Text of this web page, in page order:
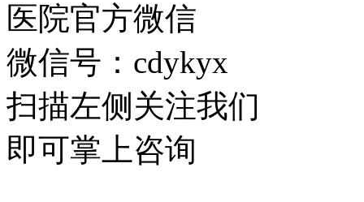
医院官方微信
微信号：cdykyx
扫描左侧关注我们
即可掌上咨询